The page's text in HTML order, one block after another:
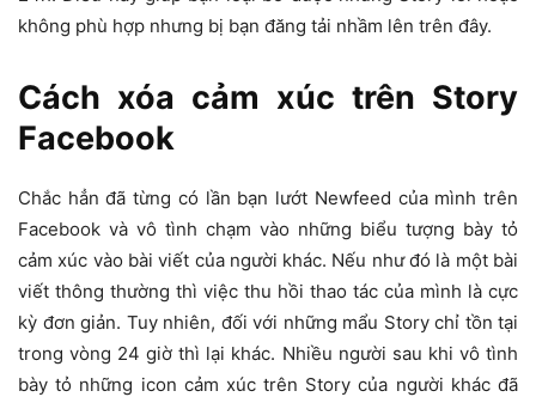
không phù hợp nhưng bị bạn đăng tải nhầm lên trên đây.
Cách xóa cảm xúc trên Story
Facebook
Chắc hẳn đã từng có lần bạn lướt Newfeed của mình trên
Facebook và vô tình chạm vào những biểu tượng bày tỏ
cảm xúc vào bài viết của người khác. Nếu như đó là một bài
viết thông thường thì việc thu hồi thao tác của mình là cực
kỳ đơn giản. Tuy nhiên, đối với những mẩu Story chỉ tồn tại
trong vòng 24 giờ thì lại khác. Nhiều người sau khi vô tình
bày tỏ những icon cảm xúc trên Story của người khác đã